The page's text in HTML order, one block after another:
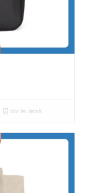
Voir les détails